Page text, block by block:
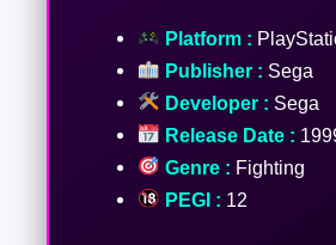
Platform :
Publisher : Sega
Developer : Sega
Release Date :
Genre : Fighting
PEGI : 12